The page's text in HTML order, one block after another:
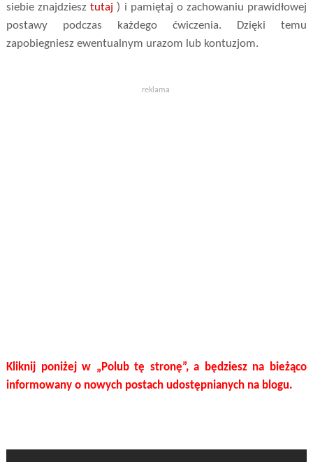
siebie znajdziesztutaj ) i pamiętaj o zachowaniu prawidłowej
postawy podczas każdego ćwiczenia. Dzięki temu
zapobiegniesz ewentualnym urazom lub kontuzjom.
reklama
Kliknij poniżej w „Polub tę stronę”, a będziesz na bieżąco
informowany o nowych postach udostępnianych na blogu.